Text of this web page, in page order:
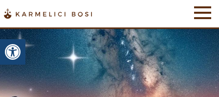
Otwórz pasek narzędzi